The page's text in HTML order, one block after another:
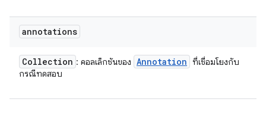
annotations
Collection : คอลเล็กชันของ Annotation ที่เชื่อมโยงกับ
กรณีทดสอบ